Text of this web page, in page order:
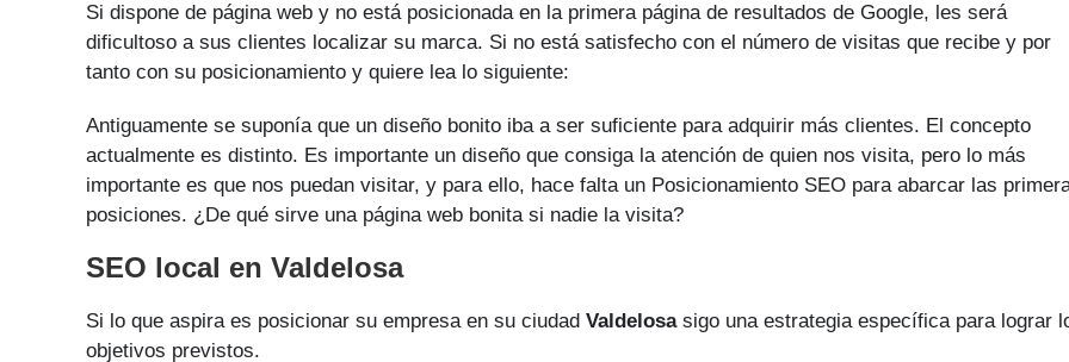
Si dispone de página web y no está posicionada en la primera página de resultados de Google, les será
dificultoso a sus clientes localizar su marca. Si no está satisfecho con el número de visitas que recibe y por
tanto con su posicionamiento y quiere lea lo siguiente:
Antiguamente se suponía que un diseño bonito iba a ser suficiente para adquirir más clientes. El concepto
actualmente es distinto. Es importante un diseño que consiga la atención de quien nos visita, pero lo más
importante es que nos puedan visitar, y para ello, hace falta un Posicionamiento SEO para abarcar las
posiciones. ¿De qué sirve una página web bonita si nadie la visita?
SEO local en Valdelosa
Si lo que aspira es posicionar su empresa en su ciudad Valdelosasigo una estrategia específica para lograr
objetivos previstos.